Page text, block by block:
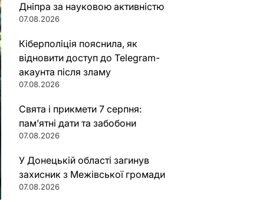
Дніпра за науковою активністю
07.08.2026
Кіберполіція пояснила, як
відновити доступ до Telegram-
акаунта після зламу
07.08.2026
Свята і прикмети 7 серпня:
пам’ятні дати та забобони
07.08.2026
У Донецькій області загинув
захисник з Межівської громади
07.08.2026